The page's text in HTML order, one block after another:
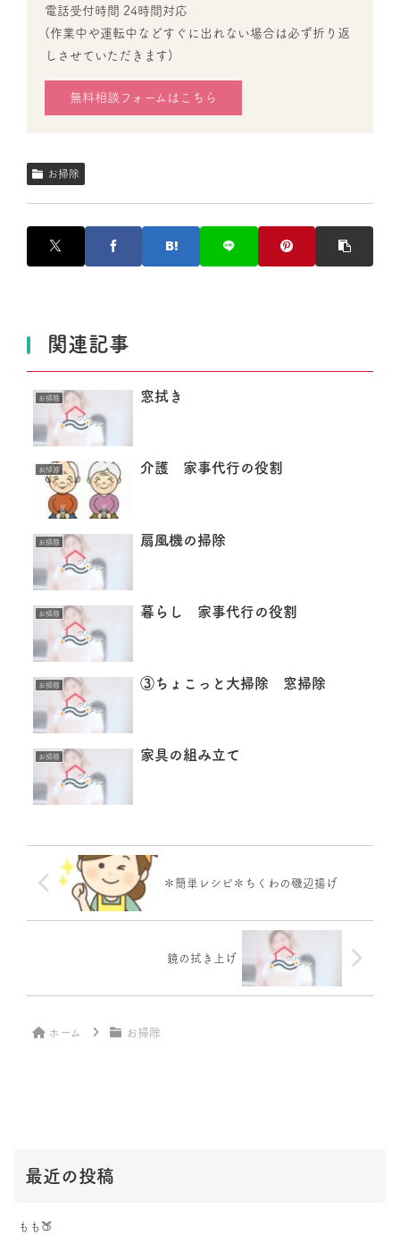
電話受付時間 24時間対応
(作業中や運転中などすぐに出れない場合は必ず折り返
しさせていただきます)
無料相談フォームはこちら
お掃除
関連記事
お掃除 窓拭き
お掃除 介護 家事代行の役割
お掃除 扇風機の掃除
お掃除 暮らし 家事代行の役割
お掃除 ③ちょこっと大掃除 窓掃除
お掃除 家具の組み立て
✽簡単レシピ✽ちくわの磯辺揚げ
鏡の拭き上げ
ホーム お掃除
最近の投稿
もも🍑